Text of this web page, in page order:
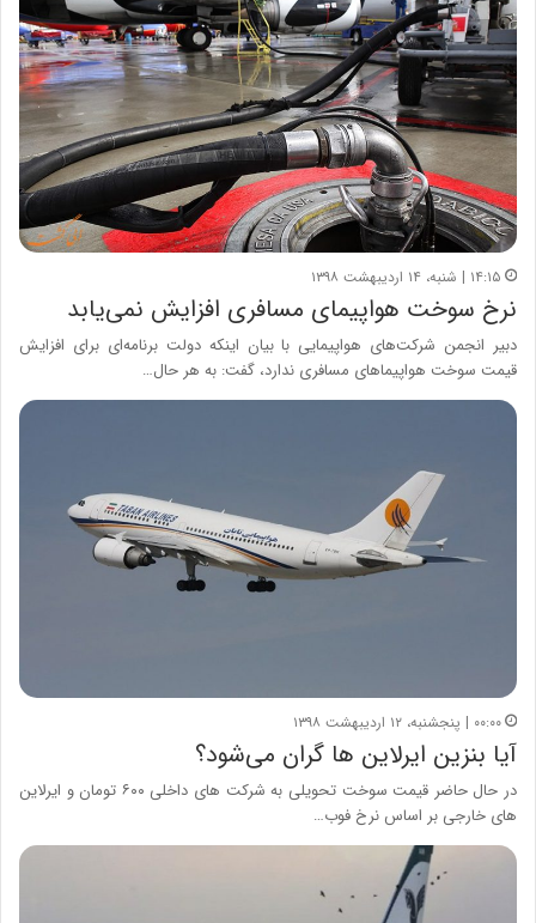
۱۴:۱۵ | شنبه، ۱۴ اردیبهشت ۱۳۹۸
نرخ سوخت هواپیمای مسافری افزایش نمی‌یابد
دبیر انجمن شرکت‌های هواپیمایی با بیان اینکه دولت برنامه‌ای برای افزایش
قیمت سوخت هواپیماهای مسافری ندارد، گفت: به هر حال…
۰۰:۰۰ | پنجشنبه، ۱۲ اردیبهشت ۱۳۹۸
آیا بنزین ایرلاین‌ ها گران می‌شود؟
در حال حاضر قیمت سوخت تحویلی به شرکت های داخلی ۶۰۰ تومان و ایرلاین
های خارجی بر اساس نرخ فوب…